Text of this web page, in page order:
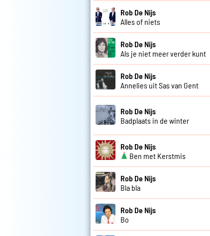
Rob De Nijs
Alles of niets
Rob De Nijs
Als je niet meer verder kunt
Rob De Nijs
Annelies uit Sas van Gent
Rob De Nijs
Badplaats in de winter
Rob De Nijs
Ben met Kerstmis
Rob De Nijs
Bla bla
Rob De Nijs
Bo